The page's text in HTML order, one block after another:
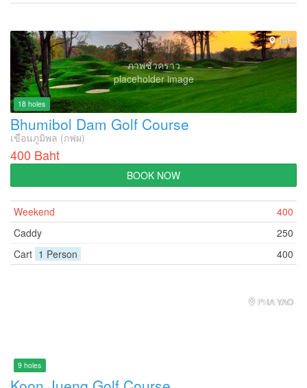
ภาพชั่วคราว
placeholder image
TAK
18 holes
Bhumibol Dam Golf Course
เขื่อนภูมิพล (กฟผ)
400 Baht
BOOK NOW
Weekend
400
Caddy
250
Cart 1 Person 400
PHA YAO
9 holes